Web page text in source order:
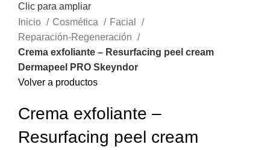
Clic para ampliar
Inicio
Cosmética
Facial
Reparación-Regeneración
Crema exfoliante – Resurfacing peel cream
Dermapeel PRO Skeyndor
Volver a productos
Crema exfoliante –
Resurfacing peel cream